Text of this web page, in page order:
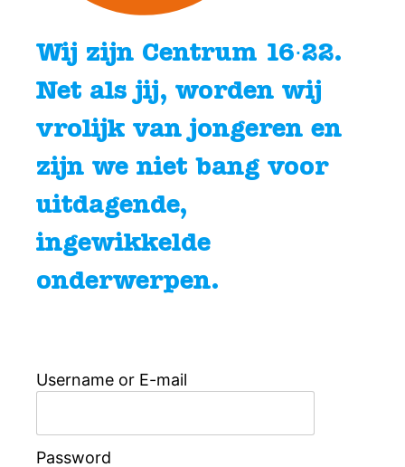
Wij zijn Centrum 16∙22.
Net als jij, worden wij
vrolijk van jongeren en
zijn we niet bang voor
uitdagende,
ingewikkelde
onderwerpen.
Username or E-mail
Password